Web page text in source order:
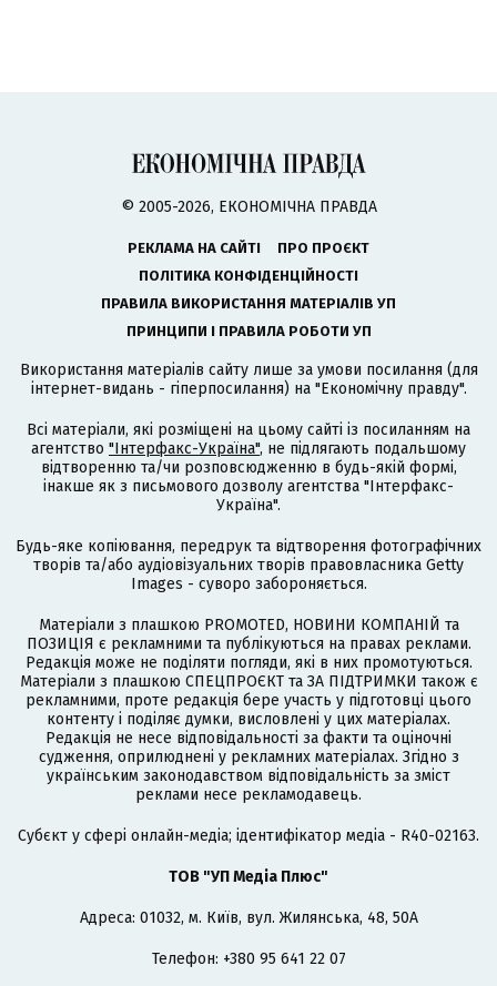
© 2005-2026, ЕКОНОМІЧНА ПРАВДА
РЕКЛАМА НА САЙТІ
ПРО ПРОЄКТ
ПОЛІТИКА КОНФІДЕНЦІЙНОСТІ
ПРАВИЛА ВИКОРИСТАННЯ МАТЕРІАЛІВ УП
ПРИНЦИПИ І ПРАВИЛА РОБОТИ УП
Використання матеріалів сайту лише за умови посилання (для
інтернет-видань - гіперпосилання) на "Економічну правду".
Всі матеріали, які розміщені на цьому сайті із посиланням на
агентство "Інтерфакс-Україна", не підлягають подальшому
відтворенню та/чи розповсюдженню в будь-якій формі,
інакше як з письмового дозволу агентства "Інтерфакс-
Україна".
Будь-яке копіювання, передрук та відтворення фотографічних
творів та/або аудіовізуальних творів правовласника Getty
Images - суворо забороняється.
Матеріали з плашкою PROMOTED, НОВИНИ КОМПАНІЙ та
ПОЗИЦІЯ є рекламними та публікуються на правах реклами.
Редакція може не поділяти погляди, які в них промотуються.
Матеріали з плашкою СПЕЦПРОЄКТ та ЗА ПІДТРИМКИ також є
рекламними, проте редакція бере участь у підготовці цього
контенту і поділяє думки, висловлені у цих матеріалах.
Редакція не несе відповідальності за факти та оціночні
судження, оприлюднені у рекламних матеріалах. Згідно з
українським законодавством відповідальність за зміст
реклами несе рекламодавець.
Cубєкт у сфері онлайн-медіа; ідентифікатор медіа - R40-02163.
ТОВ "УП Медіа Плюс"
Адреса: 01032, м. Київ, вул. Жилянська, 48, 50А
Телефон: +380 95 641 22 07